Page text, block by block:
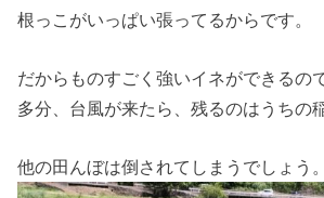
根っこがいっぱい張ってるからです。
だからものすごく強いイネができるの
多分、台風が来たら、残るのはうちの
他の田んぼは倒されてしまうでしょう。